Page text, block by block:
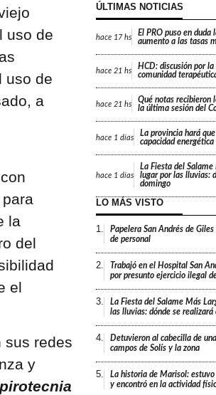
uso de
uso de
a
la
del
el
sus redes
y
ÚLTIMAS NOTICIAS
hace 17 hs
El PRO puso en
aumento a las tasas
hace 21 hs
HCD: discusión por la
comunidad
hace 21 hs
Qué notas recibieron
la última sesión del
hace 1 días
La provincia hará
capacidad energética
hace 1 días
La Fiesta del
lugar por las lluvias:
domingo
LO MÁS VISTO
1.
Papelera San Andrés de
de personal
2.
Trabajó en el Hospital San
por presunto ejercicio ilegal
3.
La Fiesta del Salame Más
las lluvias: dónde se realizará
4.
Detuvieron al cabecilla de
campos de Solís y la zona
5.
La historia de Marisol:
y encontró en la actividad